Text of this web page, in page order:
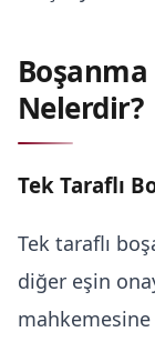
Nelerdir?
Tek Taraflı
Tek taraflı
diğer eşin